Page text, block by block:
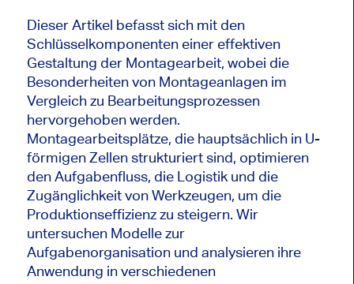
Dieser Artikel befasst sich mit den
Schlüsselkomponenten einer effektiven
Gestaltung der Montagearbeit, wobei die
Besonderheiten von Montageanlagen im
Vergleich zu Bearbeitungsprozessen
hervorgehoben werden.
Montagearbeitsplätze, die hauptsächlich in U-
förmigen Zellen strukturiert sind, optimieren
den Aufgabenfluss, die Logistik und die
Zugänglichkeit von Werkzeugen, um die
Produktionseffizienz zu steigern. Wir
untersuchen Modelle zur
Aufgabenorganisation und analysieren ihre
Anwendung in verschiedenen